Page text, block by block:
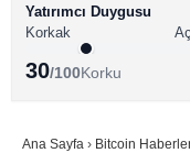
BİTCOİN HABERLERİ
ALTCOİN HABERLERİ
SÖZLÜK
Yatırımcı Duygusu
Korkak
30/100Korku
Ana Sayfa › Bitcoin